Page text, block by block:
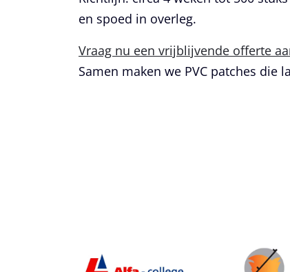
en spoed in overleg.
Vraag nu een vrijblijvende offerte
Samen maken we PVC patches die